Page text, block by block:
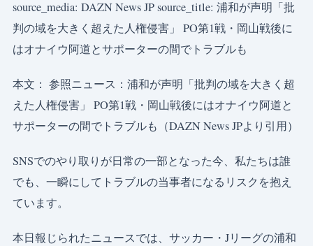
source_media: DAZN News JP source_title: 浦和が声明「批
判の域を大きく超えた人権侵害」 PO第1戦・岡山戦後に
はオナイウ阿道とサポーターの間でトラブルも
本文： 参照ニュース：浦和が声明「批判の域を大きく超
えた人権侵害」 PO第1戦・岡山戦後にはオナイウ阿道と
サポーターの間でトラブルも（DAZN News JPより引用）
SNSでのやり取りが日常の一部となった今、私たちは誰
でも、一瞬にしてトラブルの当事者になるリスクを抱え
ています。
本日報じられたニュースでは、サッカー・Jリーグの浦和